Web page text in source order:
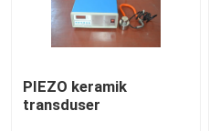
PIEZO keramik
transduser